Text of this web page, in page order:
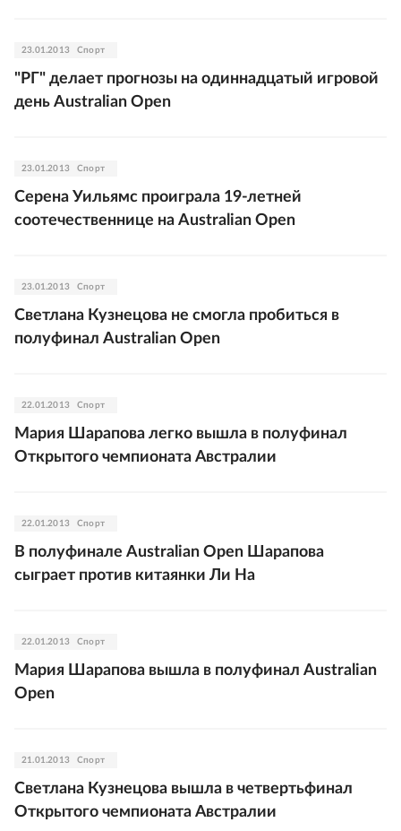
23.01.2013 Спорт
"РГ" делает прогнозы на одиннадцатый игровой
день Australian Open
23.01.2013 Спорт
Серена Уильямс проиграла 19-летней
соотечественнице на Australian Open
23.01.2013 Спорт
Светлана Кузнецова не смогла пробиться в
полуфинал Australian Open
22.01.2013 Спорт
Мария Шарапова легко вышла в полуфинал
Открытого чемпионата Австралии
22.01.2013 Спорт
В полуфинале Australian Open Шарапова
сыграет против китаянки Ли На
22.01.2013 Спорт
Мария Шарапова вышла в полуфинал Australian
Open
21.01.2013 Спорт
Светлана Кузнецова вышла в четвертьфинал
Открытого чемпионата Австралии